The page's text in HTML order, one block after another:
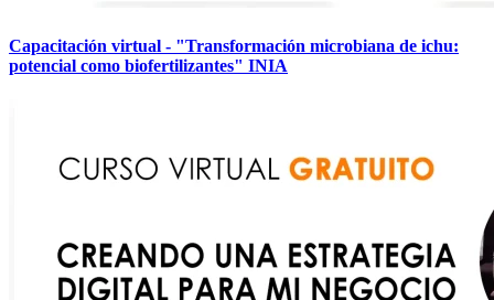
Capacitación virtual - "Transformación microbiana de ichu:
potencial como biofertilizantes" INIA